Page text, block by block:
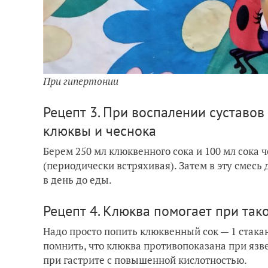
При гипертонии
Рецепт 3. При воспалении
клюквы и чеснока
Берем 250 мл клюквенного сока и 100 мл
(периодически встряхивая). Затем в эту
в день до еды.
Рецепт 4. Клюква помогает при
Надо просто попить клюквенный сок — 1
помнить, что клюква противопоказана при
при гастрите с повышенной кислотностью.